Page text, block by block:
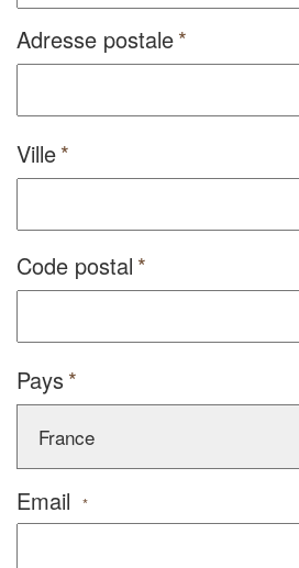
Adresse postale
Ville
Code postal
Pays
Email *
Augmentez votre
vosmargestout